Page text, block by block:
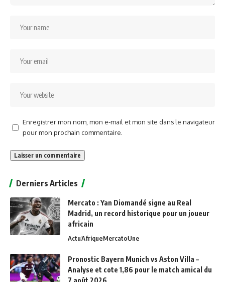
Enregistrer mon nom, mon e-mail et mon site dans le navigateur
pour mon prochain commentaire.
Derniers Articles
Mercato : Yan Diomandé signe au Real
Madrid, un record historique pour un joueur
africain
ActuAfriqueMercatoUne
Pronostic Bayern Munich vs Aston Villa –
Analyse et cote 1,86 pour le match amical du
7 août 2026